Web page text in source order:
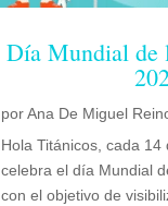
Día Mundial de
porAna De Miguel
Hola Titánicos, cada 14
celebra el día Mundial
con el objetivo de